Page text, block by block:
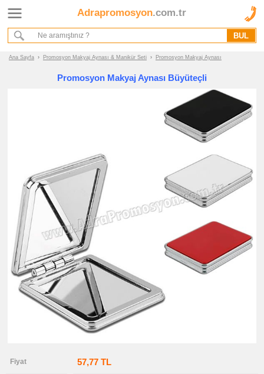
Adrapromosyon.com.tr
Ana Sayfa › Promosyon Makyaj Aynası & Manikür Seti › Promosyon Makyaj Aynası
Promosyon Makyaj Aynası Büyüteçli
Fiyat 57,77 TL
Ana Sayfa
Hakkımızda
Kurumsal Hizmet Akışımız
Seti
promosyon
Makyaj
Aynası
promosyon
Manikür
Ürünleri
Gör
→
promosyon
Ajanda
&
Organizer